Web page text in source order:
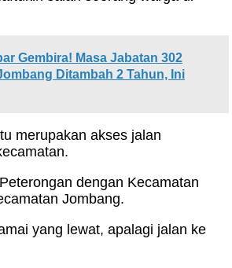
Gembira! Masa Jabatan 302
Ditambah 2 Tahun, Ini
merupakan akses jalan
dengan Kecamatan
Jombang.
yang lewat, apalagi jalan ke